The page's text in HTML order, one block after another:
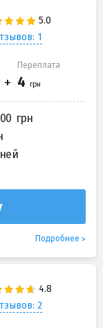
1
Переплата
Подробнее
2